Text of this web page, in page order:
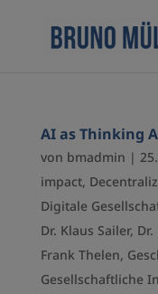
AI as Thinking
von bmadmin |
impact,
Digitale
Dr. Klaus Sailer,
Frank Thelen,
Gesellschaftliche